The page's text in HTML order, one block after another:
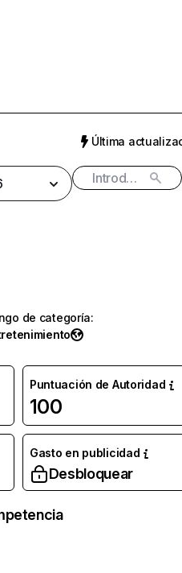
Última
de categoría:
Puntuación de Autoridad
100
Gasto en publicidad
Desbloquear